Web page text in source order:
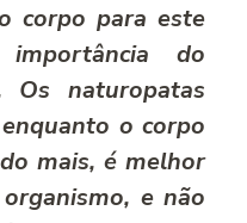
corpo para este
do
Os naturopatas
o corpo
mais, é melhor
e não